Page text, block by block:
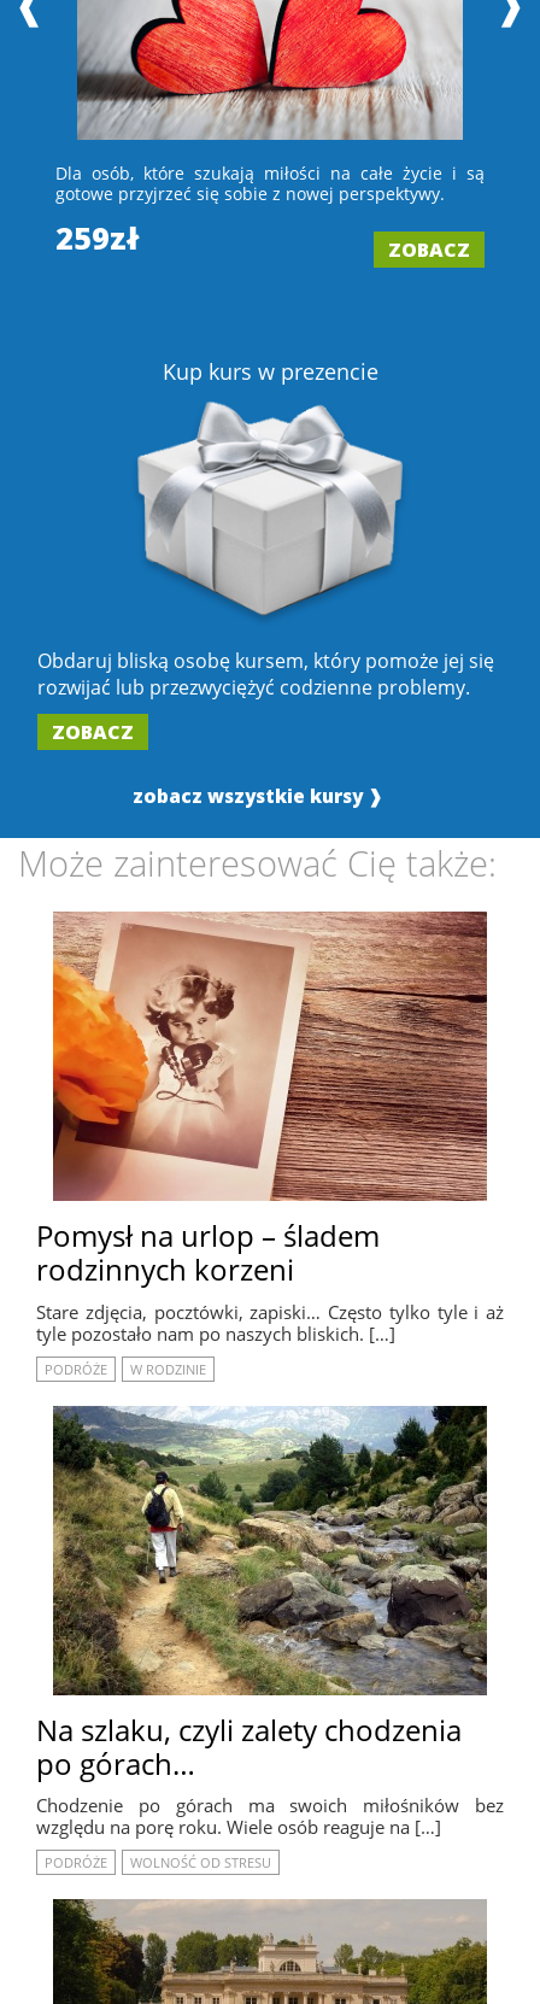
Dla osób, które szukają miłości na całe życie i są
gotowe przyjrzeć się sobie z nowej perspektywy.
259zł ZOBACZ
Kup kurs w prezencie
Obdaruj bliską osobę kursem, który pomoże jej się
rozwijać lub przezwyciężyć codzienne problemy.
ZOBACZ
zobacz wszystkie kursy ❱
Może zainteresować Cię także:
Pomysł na urlop – śladem
rodzinnych korzeni
Stare zdjęcia, pocztówki, zapiski… Często tylko tyle i aż
tyle pozostało nam po naszych bliskich. […]
PODRÓŻE W RODZINIE
Na szlaku, czyli zalety chodzenia
po górach…
Chodzenie po górach ma swoich miłośników bez
względu na porę roku. Wiele osób reaguje na […]
PODRÓŻE WOLNOŚĆ OD STRESU